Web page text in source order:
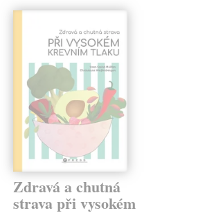
Zdravá a chutná
strava při vysokém